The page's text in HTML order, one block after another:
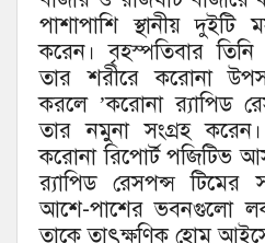
পাশাপাশি স্থানীয়
করেন। বৃহস্পতিবার তিনি
তার শরীরে করোনা
করলে ‌’করোনা র‌্যাপিড
তার নমুনা সংগ্রহ
করোনা রিপোর্ট পজিটিভ
র‌্যাপিড রেসপন্স
আশে-পাশের ভবনগুলো
তাকে তাৎক্ষণিক হোম